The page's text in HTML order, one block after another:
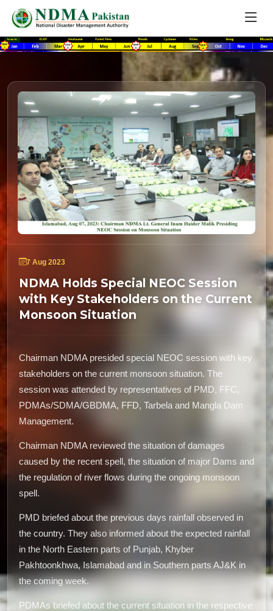
7 Aug 2023
NDMA Holds Special NEOC Session
with Key Stakeholders on the Current
Monsoon Situation
Chairman NDMA presided special NEOC session with key
stakeholders on the current monsoon situation. The
session was attended by representatives of PMD, FFC,
PDMAs/SDMA/GBDMA, FFD, Tarbela and Mangla Dam
Management.
Chairman NDMA reviewed the situation of damages
caused by the recent spell, the situation of major Dams and
the regulation of river flows during the ongoing monsoon
spell.
PMD briefed about the previous days rainfall observed in
the country. They also informed about the expected rainfall
in the North Eastern parts of Punjab, Khyber
Pakhtoonkhwa, Islamabad and in Southern parts AJ&K in
the coming week.
PDMAs briefed about the current situation in the respective